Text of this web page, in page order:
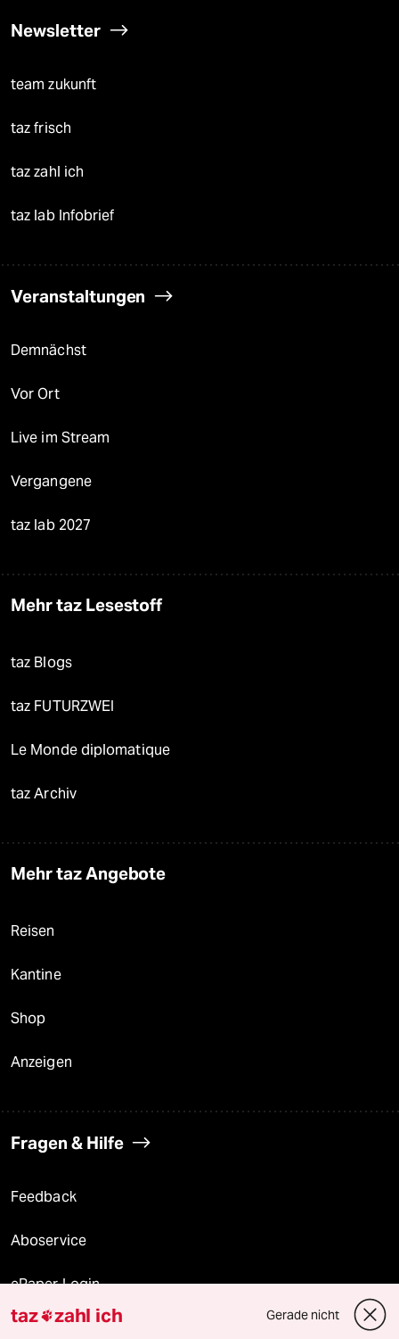
Newsletter
team zukunft
taz frisch
taz zahl ich
taz lab Infobrief
Veranstaltungen
Demnächst
Vor Ort
Live im Stream
Vergangene
taz lab 2027
Mehr taz Lesestoff
taz Blogs
taz FUTURZWEI
Le Monde diplomatique
taz Archiv
Mehr taz Angebote
Reisen
Kantine
Shop
Anzeigen
Fragen & Hilfe
Feedback
Aboservice
ePaper Login
Downloads für Abonnierende
taz zahl ich Gerade nicht